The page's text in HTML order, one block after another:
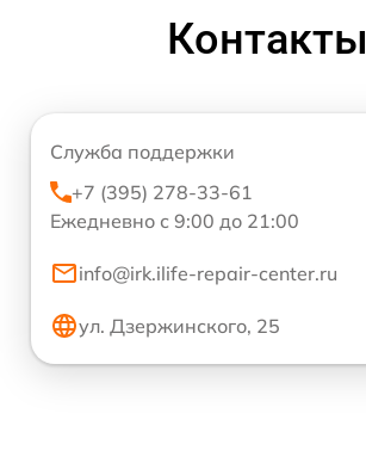
Контакты
Служба поддержки
+7 (395) 278-33-61
Ежедневно с 9:00 до 21:00
info@irk.ilife-repair-center.ru
ул. Дзержинского, 25